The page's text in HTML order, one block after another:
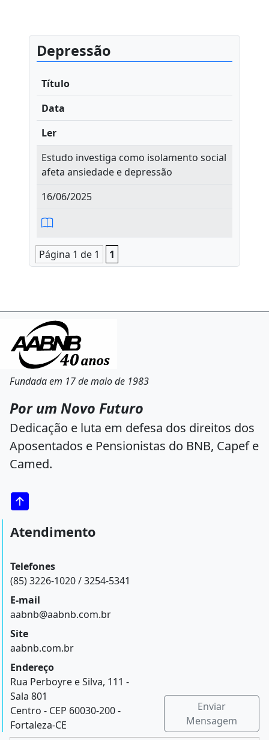
Depressão
Título
Data
Ler
Estudo investiga como isolamento social
afeta ansiedade e depressão
16/06/2025
Página 1 de 1 1
Fundada em 17 de maio de 1983
Por um Novo Futuro
Dedicação e luta em defesa dos direitos dos
Aposentados e Pensionistas do BNB, Capef e
Camed.
Atendimento
Telefones
(85) 3226-1020 / 3254-5341
E-mail
aabnb@aabnb.com.br
Site
aabnb.com.br
Endereço
Rua Perboyre e Silva, 111 -
Sala 801
Centro - CEP 60030-200 -
Fortaleza-CE
Enviar
Mensagem